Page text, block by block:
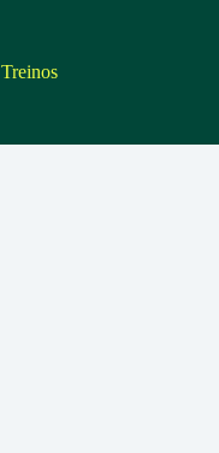
Treinos